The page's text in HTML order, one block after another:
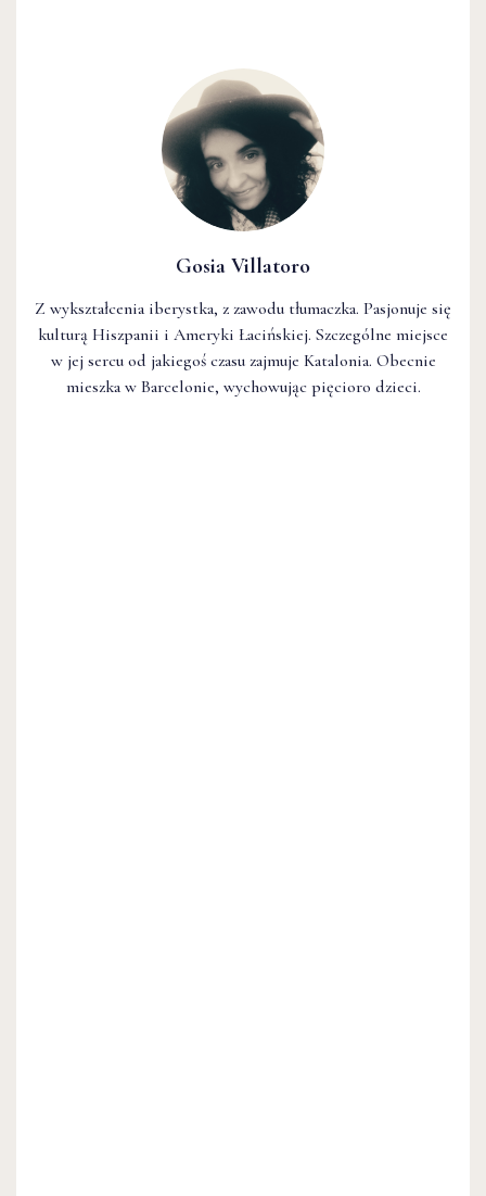
Gosia Villatoro
Z wykształcenia iberystka, z zawodu tłumaczka. Pasjonuje się
kulturą Hiszpanii i Ameryki Łacińskiej. Szczególne miejsce
w jej sercu od jakiegoś czasu zajmuje Katalonia. Obecnie
mieszka w Barcelonie, wychowując pięcioro dzieci.